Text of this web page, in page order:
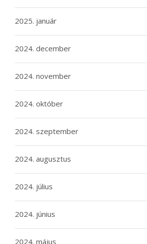
2025. január
2024. december
2024. november
2024. október
2024. szeptember
2024. augusztus
2024. július
2024. június
2024. május